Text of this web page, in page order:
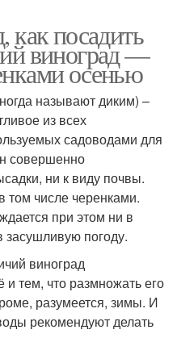
как посадить
виноград —
осенью
называют диким) –
из всех
садоводами для
совершенно
ни к виду почвы.
том числе черенками.
при этом ни в
засушливую погоду.
виноград
тем, что размножать его
разумеется, зимы. И
рекомендуют делать